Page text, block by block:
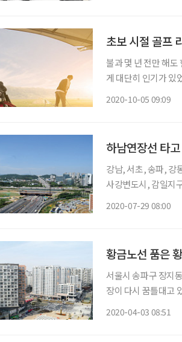
초보 시절 골프
불과 몇 년 전만 해
게 대단히 인기가 있
2020-10-05 09:09
하남연장선 타
강남, 서초, 송파, 강
사강변도시, 감일지
2020-07-29 08:00
황금노선 품은
서울시 송파구 장지
장이 다시 꿈틀대고
2020-04-03 08:51